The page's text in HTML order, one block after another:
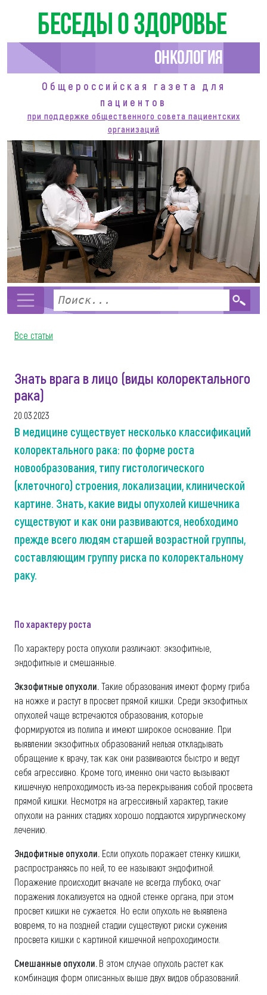
Беседы о здоровье
Онкология
Общероссийская газета для
пациентов
при поддержке общественного совета пациентских
организаций
Все статьи
Знать врага в лицо (виды колоректального
рака)
20.03.2023
В медицине существует несколько классификаций
колоректального рака: по форме роста
новообразования, типу гистологического
(клеточного) строения, локализации, клинической
картине. Знать, какие виды опухолей кишечника
существуют и как они развиваются, необходимо
прежде всего людям старшей возрастной группы,
составляющим группу риска по колоректальному
раку.
По характеру роста
По характеру роста опухоли различают: экзофитные,
эндофитные и смешанные.
Экзофитные опухоли. Такие образования имеют форму гриба
на ножке и растут в просвет прямой кишки. Среди экзофитных
опухолей чаще встречаются образования, которые
формируются из полипа и имеют широкое основание. При
выявлении экзофитных образований нельзя откладывать
обращение к врачу, так как они развиваются быстро и ведут
себя агрессивно. Кроме того, именно они часто вызывают
кишечную непроходимость из-за перекрывания собой просвета
прямой кишки. Несмотря на агрессивный характер, такие
опухоли на ранних стадиях хорошо поддаются хирургическому
лечению.
Эндофитные опухоли. Если опухоль поражает стенку кишки,
распространяясь по ней, то ее называют эндофитной.
Поражение происходит вначале не всегда глубоко, очаг
поражения локализуется на одной стенке органа, при этом
просвет кишки не сужается. Но если опухоль не выявлена
вовремя, то на поздней стадии существуют риски сужения
просвета кишки с картиной кишечной непроходимости.
Смешанные опухоли. В этом случае опухоль растет как
комбинация форм описанных выше двух видов образований.